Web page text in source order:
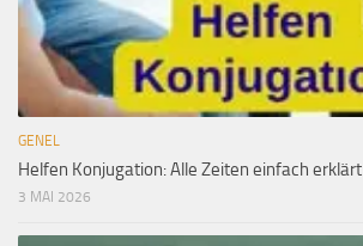
GENEL
Helfen Konjugation: Alle Zeiten einfach erklärt
3 MAI 2026